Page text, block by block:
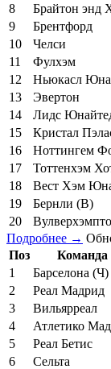
8
Брайтон энд
9
Брентфорд
10
Челси
11
Фулхэм
12
Ньюкасл
13
Эвертон
14
Лидс
15
Кристал
16
Ноттингем
17
Тоттенхэм
18
Вест Хэм
19
Бернли (В)
20
Подробнее →
Поз
Команда
1
Барселона (Ч)
2
Реал Мадрид
3
Вильярреал
4
Атлетико
5
Реал Бетис
6
Сельта